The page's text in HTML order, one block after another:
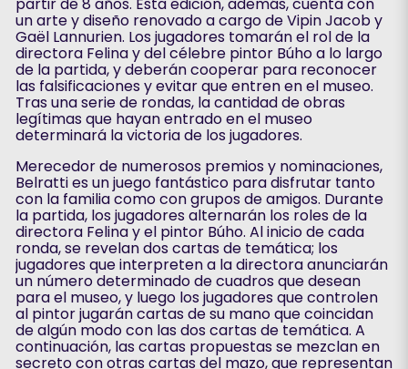
un arte y diseño renovado a cargo de Vipin Jacob y
Gaël Lannurien. Los jugadores tomarán el rol de la
directora Felina y del célebre pintor Búho a lo largo
de la partida, y deberán cooperar para reconocer
las falsificaciones y evitar que entren en el museo.
Tras una serie de rondas, la cantidad de obras
legítimas que hayan entrado en el museo
determinará la victoria de los jugadores.
Merecedor de numerosos premios y nominaciones,
Belratti es un juego fantástico para disfrutar tanto
con la familia como con grupos de amigos. Durante
la partida, los jugadores alternarán los roles de la
directora Felina y el pintor Búho. Al inicio de cada
ronda, se revelan dos cartas de temática; los
jugadores que interpreten a la directora anunciarán
un número determinado de cuadros que desean
para el museo, y luego los jugadores que controlen
al pintor jugarán cartas de su mano que coincidan
de algún modo con las dos cartas de temática. A
continuación, las cartas propuestas se mezclan en
secreto con otras cartas del mazo, que representan